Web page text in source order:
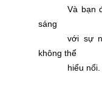
Và bạn
sáng
với sự
không thể
hiểu nổi.